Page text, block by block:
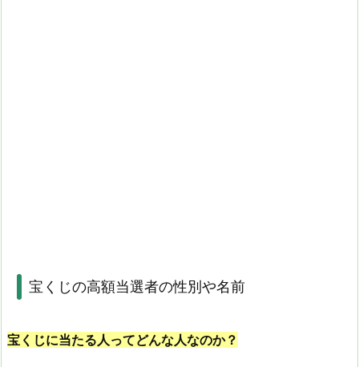
宝くじの高額当選者の性別や名前
宝くじに当たる人ってどんな人なのか？